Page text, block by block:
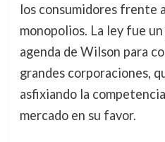
los consumidores frente
monopolios. La ley fue
agenda de Wilson para
grandes corporaciones,
asfixiando la
mercado en su favor.